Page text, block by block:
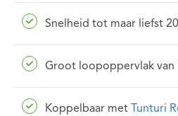
Snelheid tot maar liefst
Groot loopoppervlak van
Koppelbaar met Tunturi